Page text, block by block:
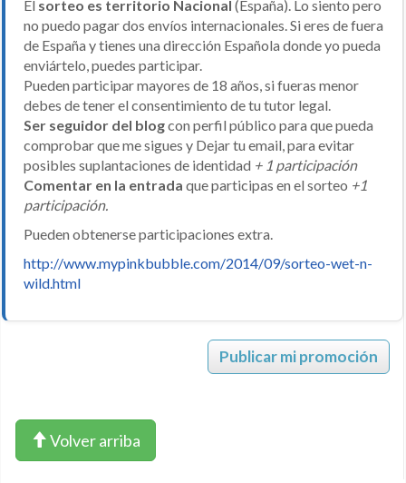
El sorteo es territorio Nacional (España). Lo siento pero
no puedo pagar dos envíos internacionales. Si eres de fuera
de España y tienes una dirección Española donde yo pueda
enviártelo, puedes participar.
Pueden participar mayores de 18 años, si fueras menor
debes de tener el consentimiento de tu tutor legal.
Ser seguidor del blogcon perfil público para que pueda
comprobar que me sigues y Dejar tu email, para evitar
posibles suplantaciones de identidad + 1 participación
Comentar en la entrada que participas en el sorteo +1
participación.
Pueden obtenerse participaciones extra.
http://www.mypinkbubble.com/2014/09/sorteo-wet-n-
wild.html
Publicar mi promoción
Volver arriba